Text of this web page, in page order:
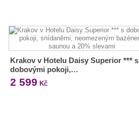
Krakov v Hotelu Daisy Superior *** s
dobovými pokoji,…
2 599 Kč